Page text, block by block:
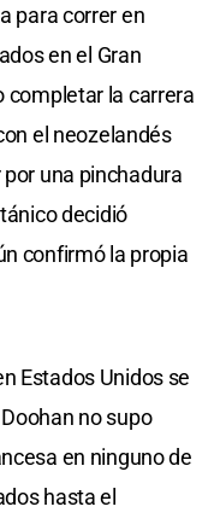
para correr en
en el Gran
completar la carrera
el neozelandés
una pinchadura
decidió
confirmó la propia
Estados Unidos se
no supo
en ninguno de
hasta el